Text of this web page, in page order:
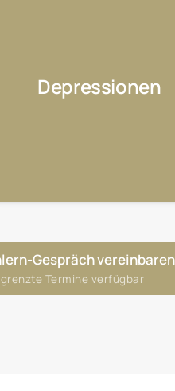
Depressionen
Gespräch vereinbaren
Termine verfügbar